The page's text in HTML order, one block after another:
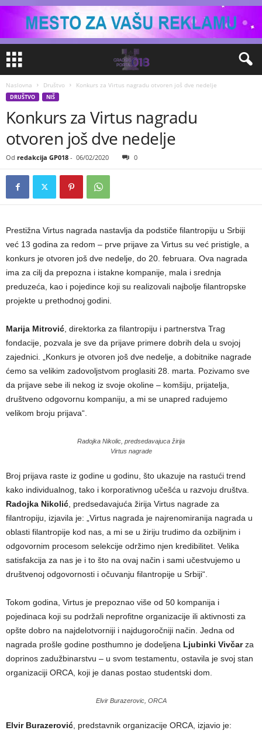
Naslovna Društvo Konkurs za Virtus nagradu otvoren još dve nedelje
DRUŠTVO NIŠ
Konkurs za Virtus nagradu
otvoren još dve nedelje
Od redakcija GP018 - 06/02/2020 0
Prestižna Virtus nagrada nastavlja da podstiče filantropiju u Srbiji
već 13 godina za redom – prve prijave za Virtus su već pristigle, a
konkurs je otvoren još dve nedelje, do 20. februara. Ova nagrada
ima za cilj da prepozna i istakne kompanije, mala i srednja
preduzeća, kao i pojedince koji su realizovali najbolje filantropske
projekte u prethodnoj godini.
Marija Mitrović , direktorka za filantropiju i partnerstva Trag
fondacije, pozvala je sve da prijave primere dobrih dela u svojoj
zajednici. „Konkurs je otvoren još dve nedelje, a dobitnike nagrade
ćemo sa velikim zadovoljstvom proglasiti 28. marta. Pozivamo sve
da prijave sebe ili nekog iz svoje okoline – komšiju, prijatelja,
društveno odgovornu kompaniju, a mi se unapred radujemo
velikom broju prijava“.
Radojka Nikolic, predsedavajuca žirija
Virtus nagrade
Broj prijava raste iz godine u godinu, što ukazuje na rastući trend
kako individualnog, tako i korporativnog učešća u razvoju društva.
Radojka Nikolić , predsedavajuća žirija Virtus nagrade za
filantropiju, izjavila je: „Virtus nagrada je najrenomiranija nagrada u
oblasti filantropije kod nas, a mi se u žiriju trudimo da ozbiljnim i
odgovornim procesom selekcije održimo njen kredibilitet. Velika
satisfakcija za nas je i to što na ovaj način i sami učestvujemo u
društvenoj odgovornosti i očuvanju filantropije u Srbiji“.
Tokom godina, Virtus je prepoznao više od 50 kompanija i
pojedinaca koji su podržali neprofitne organizacije ili aktivnosti za
opšte dobro na najdelotvorniji i najdugoročniji način. Jedna od
nagrada prošle godine posthumno je dodeljena Ljubinki Vivčarza
doprinos zadužbinarstvu – u svom testamentu, ostavila je svoj stan
organizaciji ORCA, koji je danas postao studentski dom.
Elvir Burazerovic, ORCA
Elvir Burazerović , predstavnik organizacije ORCA, izjavio je: